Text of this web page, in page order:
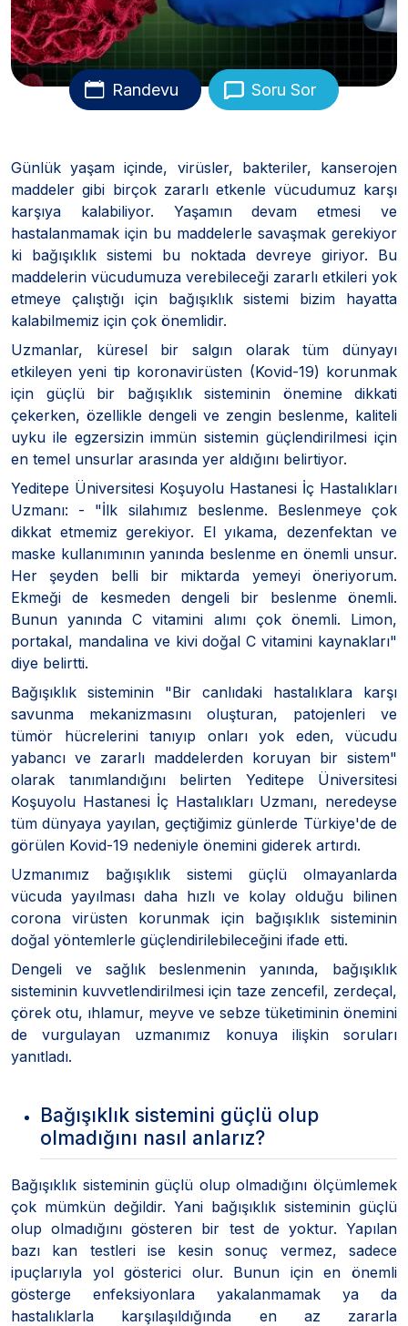
Randevu Soru Sor
Günlük yaşam içinde, virüsler, bakteriler, kanserojen
maddeler gibi birçok zararlı etkenle vücudumuz karşı
karşıya kalabiliyor. Yaşamın devam etmesi ve
hastalanmamak için bu maddelerle savaşmak gerekiyor
ki bağışıklık sistemi bu noktada devreye giriyor. Bu
maddelerin vücudumuza verebileceği zararlı etkileri yok
etmeye çalıştığı için bağışıklık sistemi bizim hayatta
kalabilmemiz için çok önemlidir.
Uzmanlar, küresel bir salgın olarak tüm dünyayı
etkileyen yeni tip koronavirüsten (Kovid-19) korunmak
için güçlü bir bağışıklık sisteminin önemine dikkati
çekerken, özellikle dengeli ve zengin beslenme, kaliteli
uyku ile egzersizin immün sistemin güçlendirilmesi için
en temel unsurlar arasında yer aldığını belirtiyor.
Yeditepe Üniversitesi Koşuyolu Hastanesi İç Hastalıkları
Uzmanı: - "İlk silahımız beslenme. Beslenmeye çok
dikkat etmemiz gerekiyor. El yıkama, dezenfektan ve
maske kullanımının yanında beslenme en önemli unsur.
Her şeyden belli bir miktarda yemeyi öneriyorum.
Ekmeği de kesmeden dengeli bir beslenme önemli.
Bunun yanında C vitamini alımı çok önemli. Limon,
portakal, mandalina ve kivi doğal C vitamini kaynakları"
diye belirtti.
Bağışıklık sisteminin "Bir canlıdaki hastalıklara karşı
savunma mekanizmasını oluşturan, patojenleri ve
tümör hücrelerini tanıyıp onları yok eden, vücudu
yabancı ve zararlı maddelerden koruyan bir sistem"
olarak tanımlandığını belirten Yeditepe Üniversitesi
Koşuyolu Hastanesi İç Hastalıkları Uzmanı, neredeyse
tüm dünyaya yayılan, geçtiğimiz günlerde Türkiye'de de
görülen Kovid-19 nedeniyle önemini giderek artırdı.
Uzmanımız bağışıklık sistemi güçlü olmayanlarda
vücuda yayılması daha hızlı ve kolay olduğu bilinen
corona virüsten korunmak için bağışıklık sisteminin
doğal yöntemlerle güçlendirilebileceğini ifade etti.
Dengeli ve sağlık beslenmenin yanında, bağışıklık
sisteminin kuvvetlendirilmesi için taze zencefil, zerdeçal,
çörek otu, ıhlamur, meyve ve sebze tüketiminin önemini
de vurgulayan uzmanımız konuya ilişkin soruları
yanıtladı.
Bağışıklık sistemini güçlü olup
olmadığını nasıl anlarız?
Bağışıklık sisteminin güçlü olup olmadığını ölçümlemek
çok mümkün değildir. Yani bağışıklık sisteminin güçlü
olup olmadığını gösteren bir test de yoktur. Yapılan
bazı kan testleri ise kesin sonuç vermez, sadece
ipuçlarıyla yol gösterici olur. Bunun için en önemli
gösterge enfeksiyonlara yakalanmamak ya da
hastalıklarla karşılaşıldığında en az zararla